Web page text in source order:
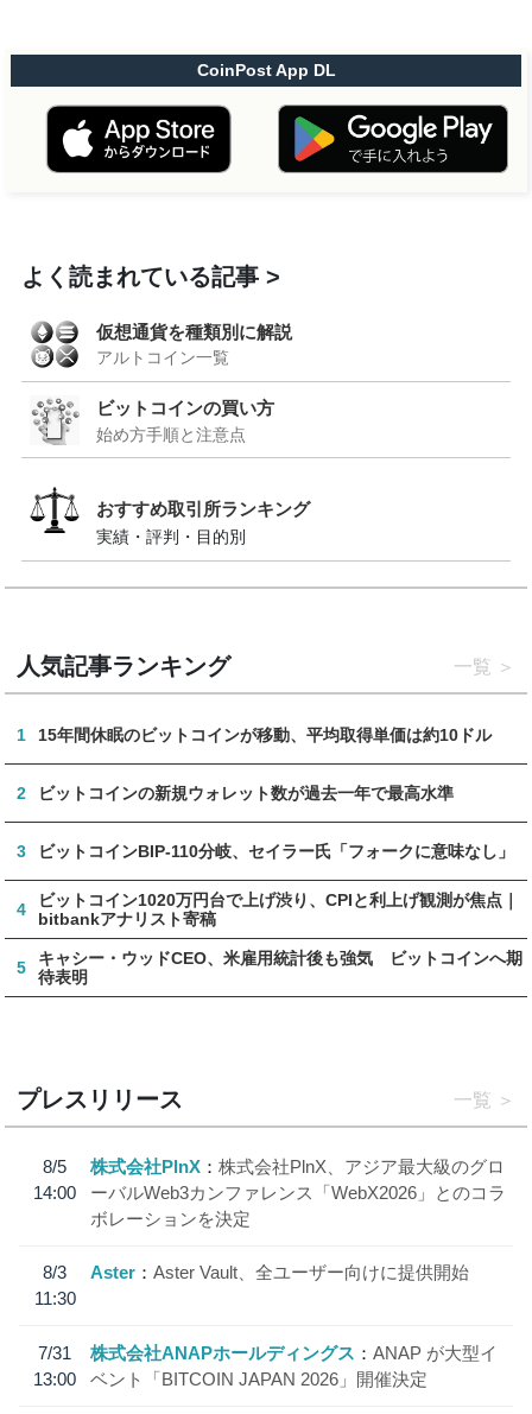
CoinPost App DL
よく読まれている記事
仮想通貨を種類別に解説
アルトコイン一覧
ビットコインの買い方
始め方手順と注意点
おすすめ取引所ランキング
実績・評判・目的別
人気記事ランキング 一覧
1 15年間休眠のビットコインが移動、平均取得単価は約10ドル
2 ビットコインの新規ウォレット数が過去一年で最高水準
3 ビットコインBIP-110分岐、セイラー氏「フォークに意味なし」
4
ビットコイン1020万円台で上げ渋り、CPIと利上げ観測が焦点｜
bitbankアナリスト寄稿
5
キャシー・ウッドCEO、米雇用統計後も強気 ビットコインへ期
待表明
プレスリリース 一覧
8/5
14:00
株式会社PlnX
株式会社PlnX、アジア最大級のグロ
ーバルWeb3カンファレンス「WebX2026」とのコラ
ボレーションを決定
8/3
11:30
Aster Aster Vault、全ユーザー向けに提供開始
7/31
13:00
株式会社ANAPホールディングス
ANAP が大型イ
ベント「BITCOIN JAPAN 2026」開催決定